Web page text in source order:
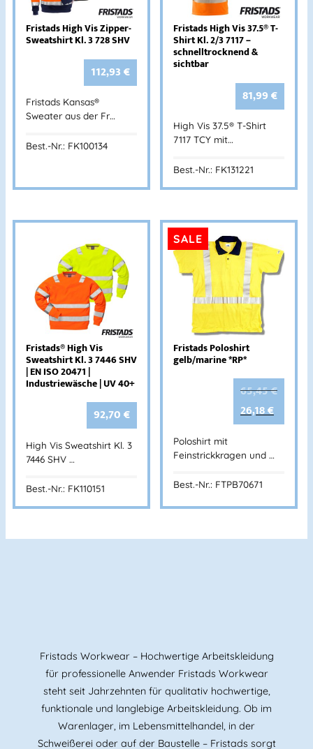
Fristads High Vis Zipper-
Sweatshirt Kl. 3 728 SHV
112,93€
Fristads Kansas®
Sweater aus der Fr…
Best.-Nr.: FK100134
Fristads High Vis 37.5® T-
Shirt Kl. 2/3 7117 –
schnelltrocknend &
sichtbar
81,99€
High Vis 37.5® T-Shirt
7117 TCY mit…
Best.-Nr.: FK131221
Fristads® High Vis
Sweatshirt Kl. 3 7446 SHV
| EN ISO 20471 |
Industriewäsche | UV 40+
92,70€
High Vis Sweatshirt Kl. 3
7446 SHV …
Best.-Nr.: FK110151
SALE
Fristads Poloshirt
gelb/marine *RP*
65,45€
26,18€
Poloshirt mit
Feinstrickkragen und …
Best.-Nr.: FTPB70671
BANNENBERG
Fristads Workwear – Hochwertige Arbeitskleidung
für professionelle Anwender Fristads Workwear
steht seit Jahrzehnten für qualitativ hochwertige,
funktionale und langlebige Arbeitskleidung. Ob im
Warenlager, im Lebensmittelhandel, in der
Schweißerei oder auf der Baustelle – Fristads sorgt